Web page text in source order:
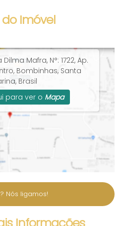
Imóvel
Dilma Mafra, N°: 1722,Ap.
, Bombinhas, Santa
, Brasil
para ver o Mapa
Nós ligamos!